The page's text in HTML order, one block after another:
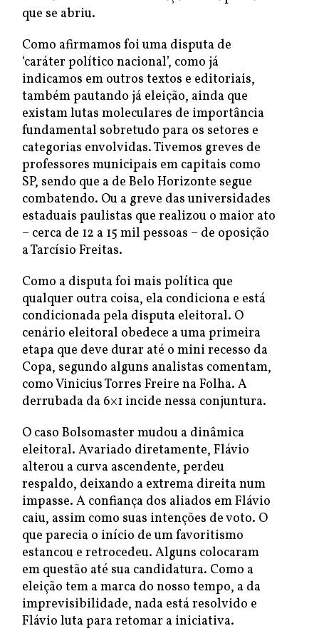
que se abriu.
Como afirmamos foi uma disputa de
‘caráter político nacional’, como já
indicamos em outros textos e editoriais,
também pautando já eleição, ainda que
existam lutas moleculares de importância
fundamental sobretudo para os setores e
categorias envolvidas. Tivemos greves de
professores municipais em capitais como
SP, sendo que a de Belo Horizonte segue
combatendo. Ou a greve das universidades
estaduais paulistas que realizou o maior ato
– cerca de 12 a 15 mil pessoas – de oposição
a Tarcísio Freitas.
Como a disputa foi mais política que
qualquer outra coisa, ela condiciona e está
condicionada pela disputa eleitoral. O
cenário eleitoral obedece a uma primeira
etapa que deve durar até o mini recesso da
Copa, segundo alguns analistas comentam,
como Vinicius Torres Freire na Folha. A
derrubada da 6×1 incide nessa conjuntura.
O caso Bolsomaster mudou a dinâmica
eleitoral. Avariado diretamente, Flávio
alterou a curva ascendente, perdeu
respaldo, deixando a extrema direita num
impasse. A confiança dos aliados em Flávio
caiu, assim como suas intenções de voto. O
que parecia o início de um favoritismo
estancou e retrocedeu. Alguns colocaram
em questão até sua candidatura. Como a
eleição tem a marca do nosso tempo, a da
imprevisibilidade, nada está resolvido e
Flávio luta para retomar a iniciativa.